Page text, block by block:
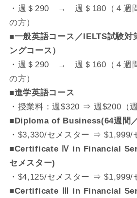
・週＄290 → 週＄180（４週
の方）
■一般英語コース／IELTS試験対
ングコース）
・週＄290 → 週＄160（４週
の方）
■進学英語コース
・授業料：週$320 ⇒ 週$200（
■Diploma of Business(64週間
・$3,330/セメスター ⇒ $1,999/
■Certificate Ⅳ in Financial
セメスター)
・$4,125/セメスター ⇒ $1,999/
■Certificate Ⅲ in Financial